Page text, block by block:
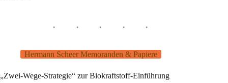
Hermann Scheer Memoranden & Papiere
„Zwei-Wege-Strategie“ zur Biokraftstoff-Einführung